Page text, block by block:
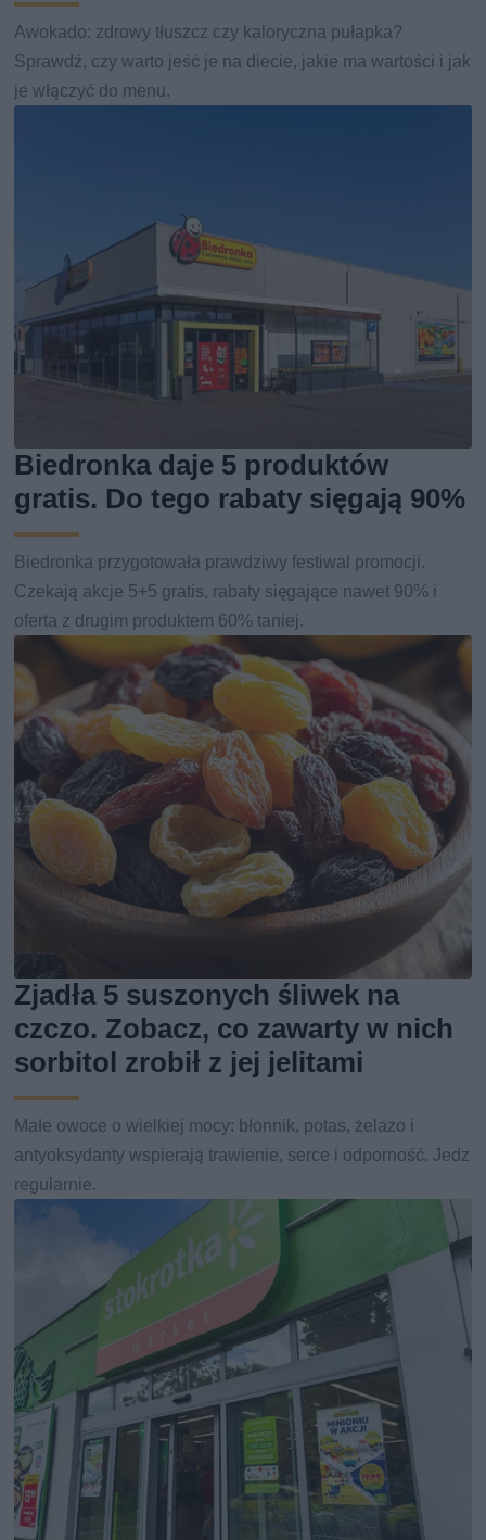
Awokado: zdrowy tłuszcz czy kaloryczna pułapka?
Sprawdź, czy warto jeść je na diecie, jakie ma wartości i jak
je włączyć do menu.
Biedronka daje 5 produktów
gratis. Do tego rabaty sięgają 90%
Biedronka przygotowała prawdziwy festiwal promocji.
Czekają akcje 5+5 gratis, rabaty sięgające nawet 90% i
oferta z drugim produktem 60% taniej.
Zjadła 5 suszonych śliwek na
czczo. Zobacz, co zawarty w nich
sorbitol zrobił z jej jelitami
Małe owoce o wielkiej mocy: błonnik, potas, żelazo i
antyoksydanty wspierają trawienie, serce i odporność. Jedz
regularnie.